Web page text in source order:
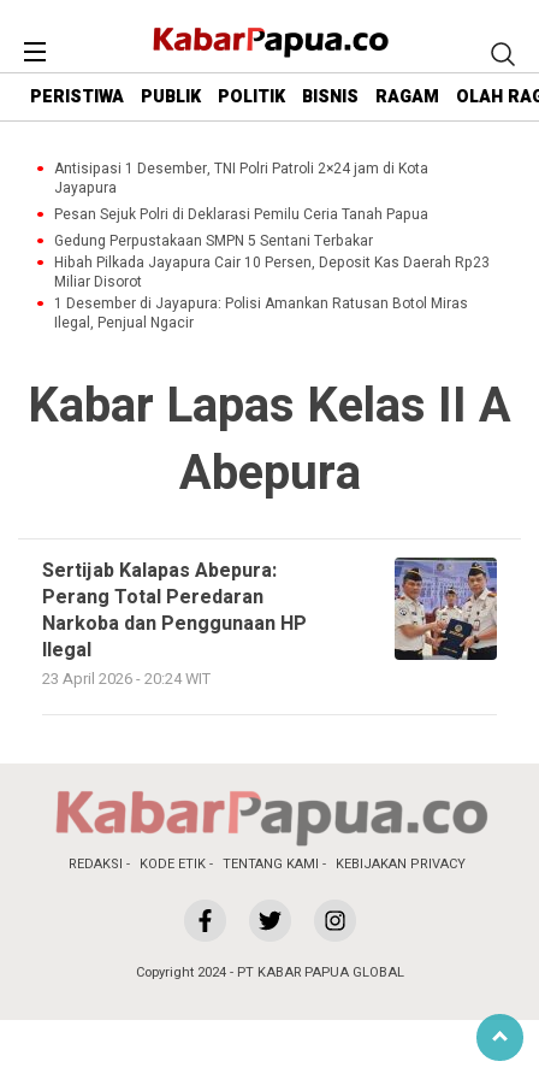
PERISTIWA PUBLIK POLITIK BISNIS RAGAM OLAH
Antisipasi 1 Desember, TNI Polri Patroli 2×24 jam di Kota
Jayapura
Pesan Sejuk Polri di Deklarasi Pemilu Ceria Tanah Papua
Gedung Perpustakaan SMPN 5 Sentani Terbakar
Hibah Pilkada Jayapura Cair 10 Persen, Deposit Kas Daerah Rp23
Miliar Disorot
1 Desember di Jayapura: Polisi Amankan Ratusan Botol Miras
Ilegal, Penjual Ngacir
Kabar Lapas Kelas II A
Abepura
Sertijab Kalapas Abepura:
Perang Total Peredaran
Narkoba dan Penggunaan HP
Ilegal
23 April 2026 - 20:24 WIT
REDAKSI KODE ETIK TENTANG KAMI KEBIJAKAN PRIVACY
Copyright 2024 - PT KABAR PAPUA GLOBAL